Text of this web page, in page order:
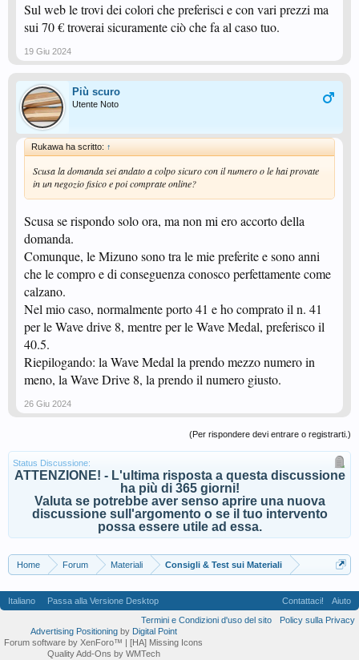
Sul web le trovi dei colori che preferisci e con vari prezzi ma
sui 70 € troverai sicuramente ciò che fa al caso tuo.
19 Giu 2024
Più scuro
Utente Noto
Rukawa ha scritto: ↑
Scusa la domanda sei andato a colpo sicuro con il numero o le hai provate
in un negozio fisico e poi comprate online?
Scusa se rispondo solo ora, ma non mi ero accorto della
domanda.
Comunque, le Mizuno sono tra le mie preferite e sono anni
che le compro e di conseguenza conosco perfettamente come
calzano.
Nel mio caso, normalmente porto 41 e ho comprato il n. 41
per le Wave drive 8, mentre per le Wave Medal, preferisco il
40.5.
Riepilogando: la Wave Medal la prendo mezzo numero in
meno, la Wave Drive 8, la prendo il numero giusto.
26 Giu 2024
(Per rispondere devi entrare o registrarti.)
Status Discussione:
ATTENZIONE! - L'ultima risposta a questa discussione
ha più di 365 giorni!
Valuta se potrebbe aver senso aprire una nuova
discussione sull'argomento o se il tuo intervento
possa essere utile ad essa.
Home Forum Materiali Consigli & Test sui Materiali
Italiano Passa alla Versione Desktop Contattaci!
Aiuto
Termini e Condizioni d'uso del sito
Policy sulla Privacy
Advertising Positioningby Digital Point
Forum software by XenForo™ | [HA] Missing Icons
Quality Add-Ons by WMTech